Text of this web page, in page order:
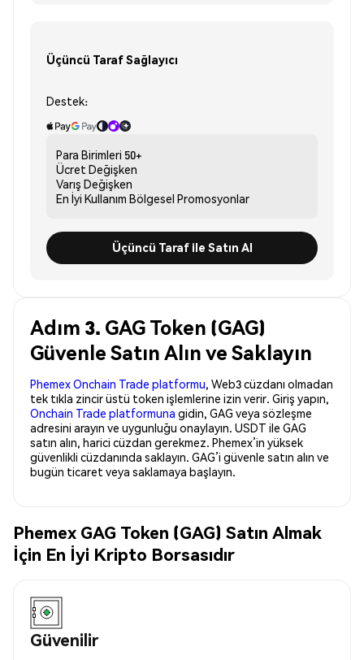
Üçüncü Taraf Sağlayıcı
Destek:
Para Birimleri 50+
Ücret Değişken
Varış Değişken
En İyi Kullanım Bölgesel Promosyonlar
Üçüncü Taraf ile Satın Al
Adım 3. GAG Token (GAG)
Güvenle Satın Alın ve Saklayın
Phemex Onchain Trade platformu, Web3 cüzdanı olmadan
tek tıkla zincir üstü token işlemlerine izin verir. Giriş yapın,
Onchain Trade platformuna gidin, GAG veya sözleşme
adresini arayın ve uygunluğu onaylayın. USDT ile GAG
satın alın, harici cüzdan gerekmez. Phemex’in yüksek
güvenlikli cüzdanında saklayın. GAG’i güvenle satın alın ve
bugün ticaret veya saklamaya başlayın.
Phemex GAG Token (GAG) Satın Almak
İçin En İyi Kripto Borsasıdır
Güvenilir